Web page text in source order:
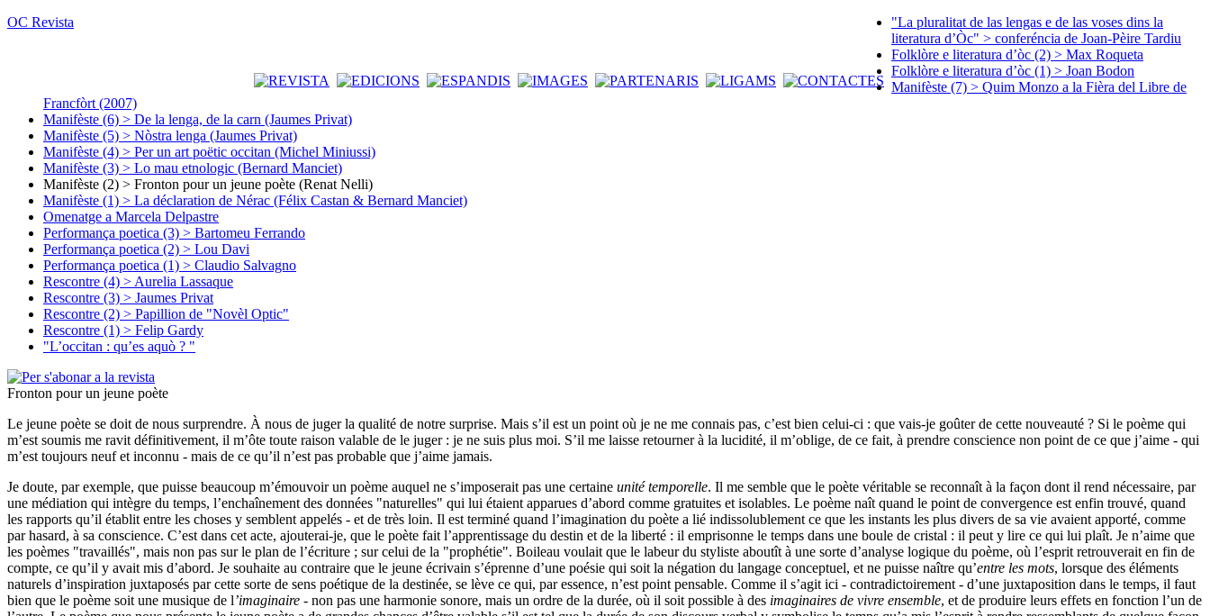
OC Revista
"La pluralitat de las lengas e de las voses dins la
literatura d’Òc" > conferéncia de Joan-Pèire Tardiu
Folklòre e literatura d’òc (2) > Max Roqueta
Folklòre e literatura d’òc (1) > Joan Bodon
Manifèste (7) > Quim Monzo a la Fièra del Libre de
Francfòrt (2007)
Manifèste (6) > De la lenga, de la carn (Jaumes Privat)
Manifèste (5) > Nòstra lenga (Jaumes Privat)
Manifèste (4) > Per un art poëtic occitan (Michel Miniussi)
Manifèste (3) > Lo mau etnologic (Bernard Manciet)
Manifèste (2) > Fronton pour un jeune poète (Renat Nelli)
Manifèste (1) > La déclaration de Nérac (Félix Castan & Bernard Manciet)
Omenatge a Marcela Delpastre
Performança poetica (3) > Bartomeu Ferrando
Performança poetica (2) > Lou Davi
Performança poetica (1) > Claudio Salvagno
Rescontre (4) > Aurelia Lassaque
Rescontre (3) > Jaumes Privat
Rescontre (2) > Papillion de "Novèl Optic"
Rescontre (1) > Felip Gardy
"L’occitan : qu’es aquò ? "
Fronton pour un jeune poète
Le jeune poète se doit de nous surprendre. À nous de juger la qualité de notre surprise. Mais s’il est un point où je ne me connais pas, c’est bien celui-ci : que vais-je goûter de cette nouveauté ? Si le poème qui
m’est soumis me ravit définitivement, il m’ôte toute raison valable de le juger : je ne suis plus moi. S’il me laisse retourner à la lucidité, il m’oblige, de ce fait, à prendre conscience non point de ce que j’aime - qui
m’est toujours neuf et inconnu - mais de ce qu’il n’est pas probable que j’aime jamais.
Je doute, par exemple, que puisse beaucoup m’émouvoir un poème auquel ne s’imposerait pas une certaine unité temporelle. Il me semble que le poète véritable se reconnaît à la façon dont il rend nécessaire, par
une médiation qui intègre du temps, l’enchaînement des données "naturelles" qui lui étaient apparues d’abord comme gratuites et isolables. Le poème naît quand le point de convergence est enfin trouvé, quand
les rapports qu’il établit entre les choses y semblent appelés - et de très loin. Il est terminé quand l’imagination du poète a lié indissolublement ce que les instants les plus divers de sa vie avaient apporté, comme
par hasard, à sa conscience. C’est dans cet acte, ajouterai-je, que le poète fait l’apprentissage du destin et de la liberté : il emprisonne le temps dans une boule de cristal : il peut y lire ce qui lui plaît. Je n’aime que
les poèmes "travaillés", mais non pas sur le plan de l’écriture ; sur celui de la "prophétie". Boileau voulait que le labeur du styliste aboutît à une sorte d’analyse logique du poème, où l’esprit retrouverait en fin de
compte, ce qu’il y avait mis d’abord. Je souhaite au contraire que le jeune écrivain s’éprenne d’une poésie qui soit la négation du langage conceptuel, et ne puisse naître qu’entre les mots, lorsque des éléments
naturels d’inspiration juxtaposés par cette sorte de sens poétique de la destinée, se lève ce qui, par essence, n’est point pensable. Comme il s’agit ici - contradictoirement - d’une juxtaposition dans le temps, il faut
bien que le poème soit une musique de l’imaginaire - non pas une harmonie sonore, mais un ordre de la durée, où il soit possible à des imaginaires de vivre ensemble, et de produire leurs effets en fonction l’un de